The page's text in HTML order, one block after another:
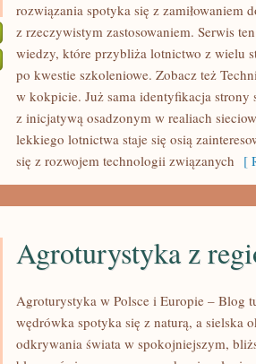
IMPREZY
POKAZY
LOTNICZE
rozwiązania spotyka się z zamiłowaniem
z rzeczywistym zastosowaniem. Serwis
wiedzy, które przybliża lotnictwo z wielu
po kwestie szkoleniowe. Zobacz też
w kokpicie. Już sama identyfikacja strony
z inicjatywą osadzonym w realiach
lekkiego lotnictwa staje się osią
się z rozwojem technologii związanych [
Agroturystyka z
Agroturystyka w Polsce i Europie – Blog
wędrówka spotyka się z naturą, a sielska
odkrywania świata w spokojniejszym,